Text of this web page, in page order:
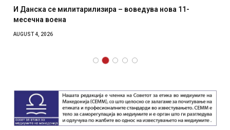
И Данска се милитарилизира – воведува нова 11-
месечна воена
AUGUST 4, 2026